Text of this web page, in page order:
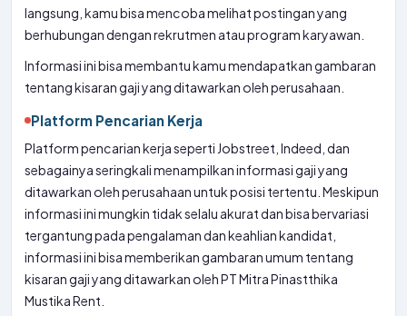
langsung, kamu bisa mencoba melihat postingan yang
berhubungan dengan rekrutmen atau program karyawan.
Informasi ini bisa membantu kamu mendapatkan gambaran
tentang kisaran gaji yang ditawarkan oleh perusahaan.
Platform Pencarian Kerja
Platform pencarian kerja seperti Jobstreet, Indeed, dan
sebagainya seringkali menampilkan informasi gaji yang
ditawarkan oleh perusahaan untuk posisi tertentu. Meskipun
informasi ini mungkin tidak selalu akurat dan bisa bervariasi
tergantung pada pengalaman dan keahlian kandidat,
informasi ini bisa memberikan gambaran umum tentang
kisaran gaji yang ditawarkan oleh PT Mitra Pinastthika
Mustika Rent.